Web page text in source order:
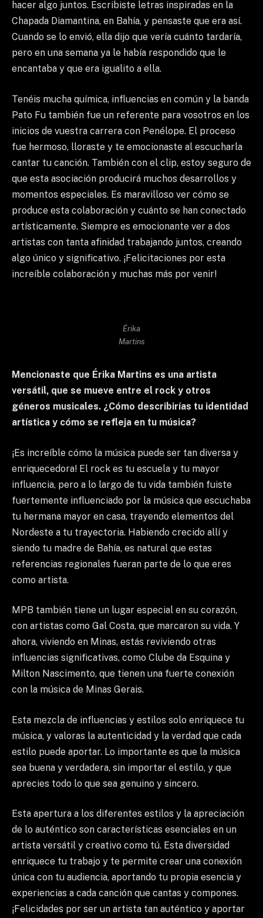
hacer algo juntos. Escribiste letras inspiradas en la
Chapada Diamantina, en Bahía, y pensaste que era así.
Cuando se lo envió, ella dijo que vería cuánto tardaría,
pero en una semana ya le había respondido que le
encantaba y que era igualito a ella.
Tenéis mucha química, influencias en común y la banda
Pato Fu también fue un referente para vosotros en los
inicios de vuestra carrera con Penélope. El proceso
fue hermoso, lloraste y te emocionaste al escucharla
cantar tu canción. También con el clip, estoy seguro de
que esta asociación producirá muchos desarrollos y
momentos especiales. Es maravilloso ver cómo se
produce esta colaboración y cuánto se han conectado
artísticamente. Siempre es emocionante ver a dos
artistas con tanta afinidad trabajando juntos, creando
algo único y significativo. ¡Felicitaciones por esta
increíble colaboración y muchas más por venir!
Érika
Martins
Mencionaste que Érika Martins es una artista
versátil, que se mueve entre el rock y otros
géneros musicales. ¿Cómo describirías tu identidad
artística y cómo se refleja en tu música?
¡Es increíble cómo la música puede ser tan diversa y
enriquecedora! El rock es tu escuela y tu mayor
influencia, pero a lo largo de tu vida también fuiste
fuertemente influenciado por la música que escuchaba
tu hermana mayor en casa, trayendo elementos del
Nordeste a tu trayectoria. Habiendo crecido allí y
siendo tu madre de Bahía, es natural que estas
referencias regionales fueran parte de lo que eres
como artista.
MPB también tiene un lugar especial en su corazón,
con artistas como Gal Costa, que marcaron su vida. Y
ahora, viviendo en Minas, estás reviviendo otras
influencias significativas, como Clube da Esquina y
Milton Nascimento, que tienen una fuerte conexión
con la música de Minas Gerais.
Esta mezcla de influencias y estilos solo enriquece tu
música, y valoras la autenticidad y la verdad que cada
estilo puede aportar. Lo importante es que la música
sea buena y verdadera, sin importar el estilo, y que
aprecies todo lo que sea genuino y sincero.
Esta apertura a los diferentes estilos y la apreciación
de lo auténtico son características esenciales en un
artista versátil y creativo como tú. Esta diversidad
enriquece tu trabajo y te permite crear una conexión
única con tu audiencia, aportando tu propia esencia y
experiencias a cada canción que cantas y compones.
¡Felicidades por ser un artista tan auténtico y aportar